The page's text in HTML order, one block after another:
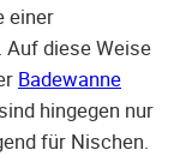
einer
diese Weise
Badewanne
hingegen nur
für Nischen.